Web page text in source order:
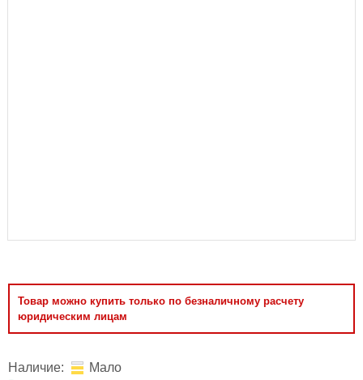
Товар можно купить только по безналичному расчету
юридическим лицам
Наличие: Мало